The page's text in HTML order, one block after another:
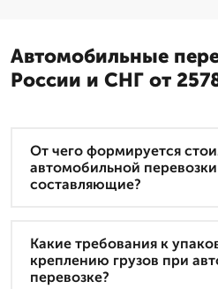
Автомобильные
России и СНГ от
От чего формируется
автомобильной перевозки
составляющие?
Какие требования к
креплению грузов при
перевозке?